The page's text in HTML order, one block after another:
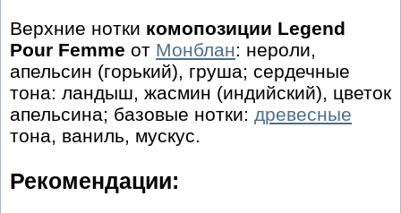
Верхние нотки комопозиции Legend
Pour Femme от Монблан: нероли,
апельсин (горький), груша; сердечные
тона: ландыш, жасмин (индийский), цветок
апельсина; базовые нотки: древесные
тона, ваниль, мускус.
Рекомендации: